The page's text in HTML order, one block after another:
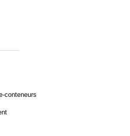
conteneurs